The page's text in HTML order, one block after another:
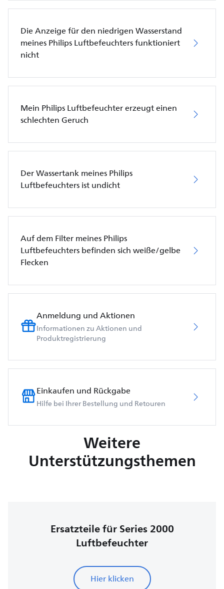
Die Anzeige für den niedrigen Wasserstand
meines Philips Luftbefeuchters funktioniert
nicht
Mein Philips Luftbefeuchter erzeugt einen
schlechten Geruch
Der Wassertank meines Philips
Luftbefeuchters ist undicht
Auf dem Filter meines Philips
Luftbefeuchters befinden sich weiße/gelbe
Flecken
Anmeldung und Aktionen
Informationen zu Aktionen und
Produktregistrierung
Einkaufen und Rückgabe
Hilfe bei Ihrer Bestellung und Retouren
Weitere
Unterstützungsthemen
Ersatzteile für Series 2000
Luftbefeuchter
Hier klicken